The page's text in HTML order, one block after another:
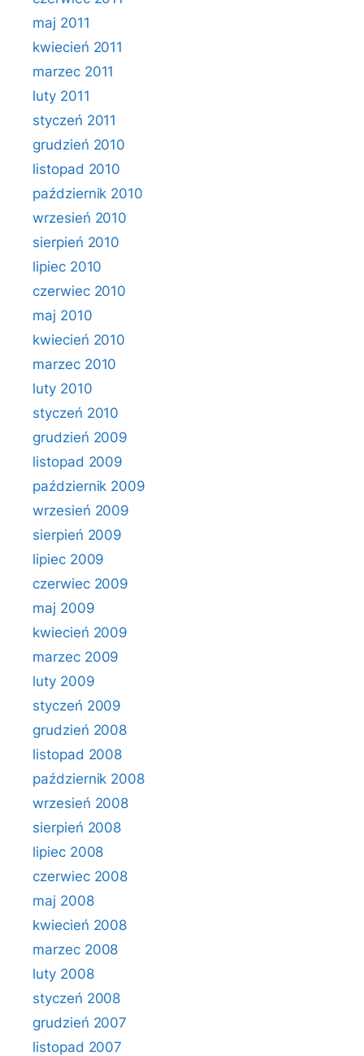
maj 2011
kwiecień 2011
marzec 2011
luty 2011
styczeń 2011
grudzień 2010
listopad 2010
październik 2010
wrzesień 2010
sierpień 2010
lipiec 2010
czerwiec 2010
maj 2010
kwiecień 2010
marzec 2010
luty 2010
styczeń 2010
grudzień 2009
listopad 2009
październik 2009
wrzesień 2009
sierpień 2009
lipiec 2009
czerwiec 2009
maj 2009
kwiecień 2009
marzec 2009
luty 2009
styczeń 2009
grudzień 2008
listopad 2008
październik 2008
wrzesień 2008
sierpień 2008
lipiec 2008
czerwiec 2008
maj 2008
kwiecień 2008
marzec 2008
luty 2008
styczeń 2008
grudzień 2007
listopad 2007